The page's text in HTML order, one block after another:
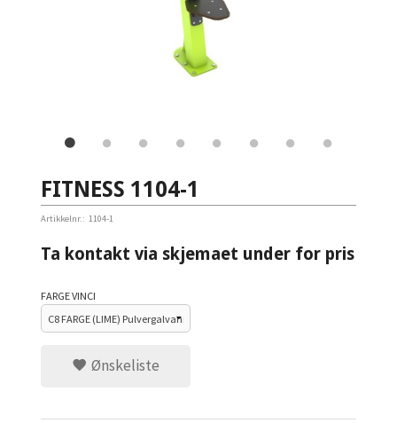
FITNESS 1104-1
Artikkelnr.: 1104-1
Ta kontakt via skjemaet under for pris
FARGE VINCI
Ønskeliste